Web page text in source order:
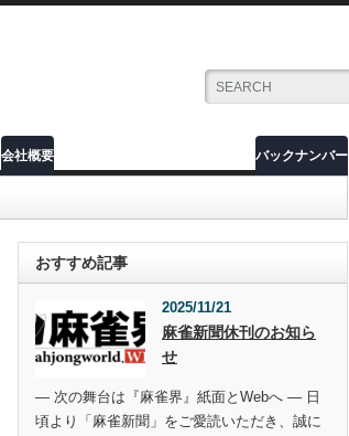
会社概要 バックナンバー
おすすめ記事
2025/11/21
麻雀新聞休刊のお知ら
せ
― 次の舞台は『麻雀界』紙面とWebへ ― 日
頃より「麻雀新聞」をご愛読いただき、誠に